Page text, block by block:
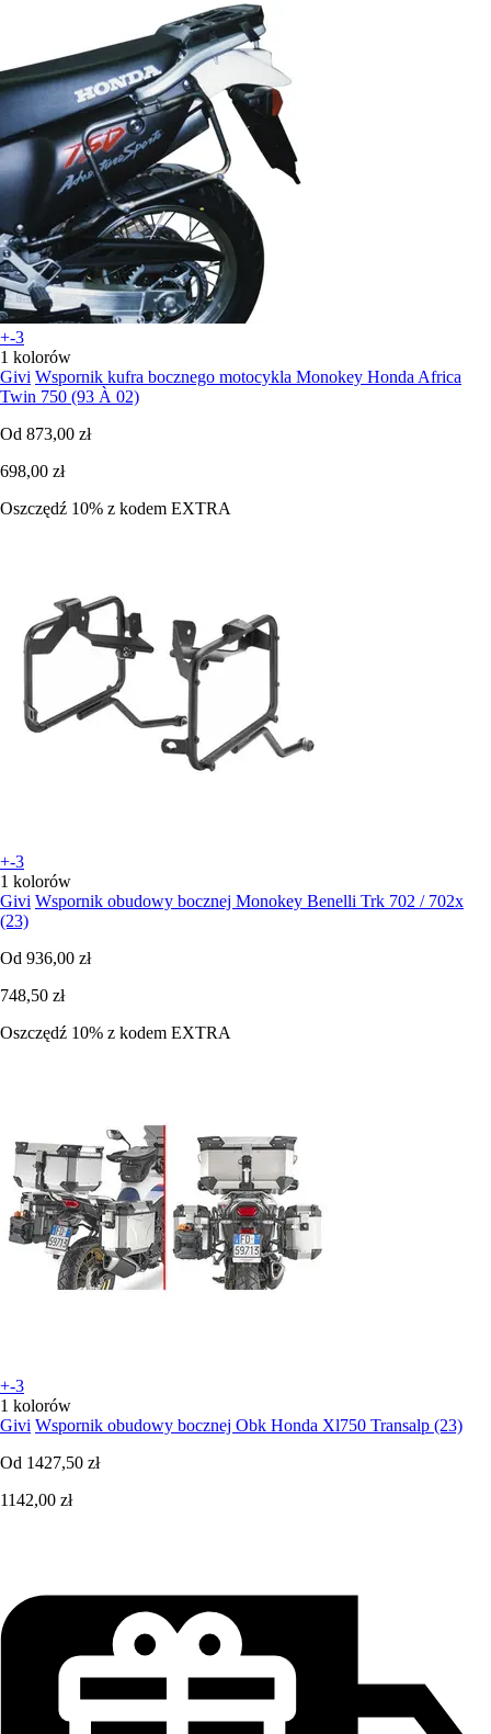
+-3
1 kolorów
Givi Wspornik kufra bocznego motocykla Monokey Honda Africa
Twin 750 (93 À 02)
Od 873,00 zł
698,00 zł
Oszczędź 10% z kodem EXTRA
+-3
1 kolorów
Givi Wspornik obudowy bocznej Monokey Benelli Trk 702 / 702x
(23)
Od 936,00 zł
748,50 zł
Oszczędź 10% z kodem EXTRA
+-3
1 kolorów
Givi Wspornik obudowy bocznej Obk Honda Xl750 Transalp (23)
Od 1427,50 zł
1142,00 zł